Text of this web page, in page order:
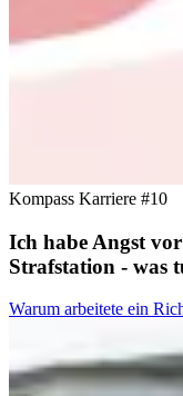
Kompass Karriere #10
Ich habe Angst
Strafstation - was
Warum arbeitete ein